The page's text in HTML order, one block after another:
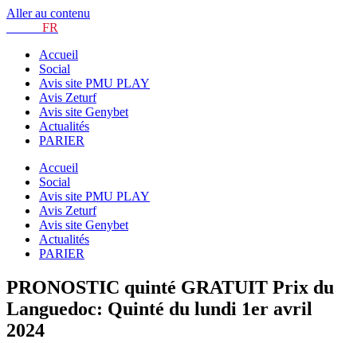
Aller au contenu
FR
Accueil
Social
Avis site PMU PLAY
Avis Zeturf
Avis site Genybet
Actualités
PARIER
Accueil
Social
Avis site PMU PLAY
Avis Zeturf
Avis site Genybet
Actualités
PARIER
PRONOSTIC quinté GRATUIT Prix du
Languedoc: Quinté du lundi 1er avril
2024